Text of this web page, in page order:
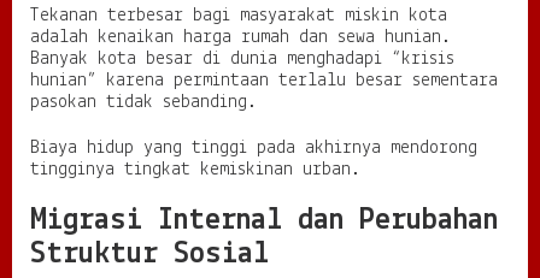
Tekanan terbesar bagi masyarakat miskin kota
adalah kenaikan harga rumah dan sewa hunian.
Banyak kota besar di dunia menghadapi “krisis
hunian” karena permintaan terlalu besar sementara
pasokan tidak sebanding.
Biaya hidup yang tinggi pada akhirnya mendorong
tingginya tingkat kemiskinan urban.
Migrasi Internal dan Perubahan
Struktur Sosial